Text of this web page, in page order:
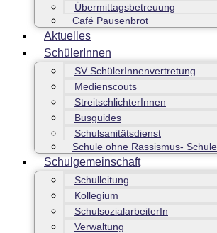
Übermittagsbetreuung
Café Pausenbrot
Aktuelles
SchülerInnen
SV SchülerInnenvertretung
Medienscouts
StreitschlichterInnen
Busguides
Schulsanitätsdienst
Schule ohne Rassismus-
Schulgemeinschaft
Schulleitung
Kollegium
SchulsozialarbeiterIn
Verwaltung